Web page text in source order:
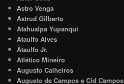
Astro Venga
Astrud Gilberto
Atahualpa Yupanqui
Ataulfo Alves
Ataulfo Jr.
Atlético Mineiro
Augusto Calheiros
Augusto de Campos e Cid Campos